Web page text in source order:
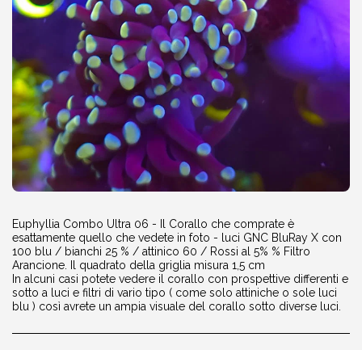
Euphyllia Combo Ultra 06 - Il Corallo che comprate è
esattamente quello che vedete in foto - luci GNC BluRay X con
100 blu / bianchi 25 % / attinico 60 / Rossi al 5% % Filtro
Arancione. Il quadrato della griglia misura 1,5 cm
In alcuni casi potete vedere il corallo con prospettive differenti e
sotto a luci e filtri di vario tipo ( come solo attiniche o sole luci
blu ) così avrete un ampia visuale del corallo sotto diverse luci.